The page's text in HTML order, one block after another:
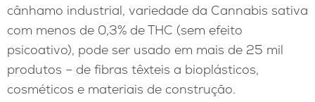
cânhamo industrial, variedade da Cannabis sativa
com menos de 0,3% de THC (sem efeito
psicoativo), pode ser usado em mais de 25 mil
produtos – de fibras têxteis a bioplásticos,
cosméticos e materiais de construção.